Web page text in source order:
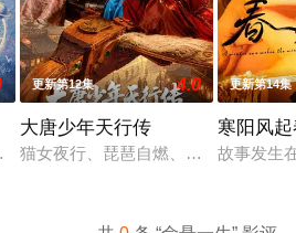
江逾白长大以后，林知夏忽然对他
更新第12集 4.0
大唐少年天行传
猫女夜行、琵琶自燃、天王显圣、少
更新第14集
寒阳风
故事发生